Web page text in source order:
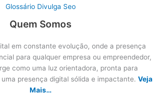
Glossário Divulga Seo
Quem Somos
em constante evolução, onde a presença
para qualquer empresa ou empreendedor,
como uma luz orientadora, pronta para
presença digital sólida e impactante. Veja
Mais…